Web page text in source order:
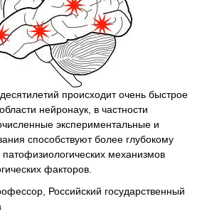
происходит очень быстрое
нейронаук, в частности
экспериментальные и
способствуют более глубокому
механизмов
факторов.
Российский государственный